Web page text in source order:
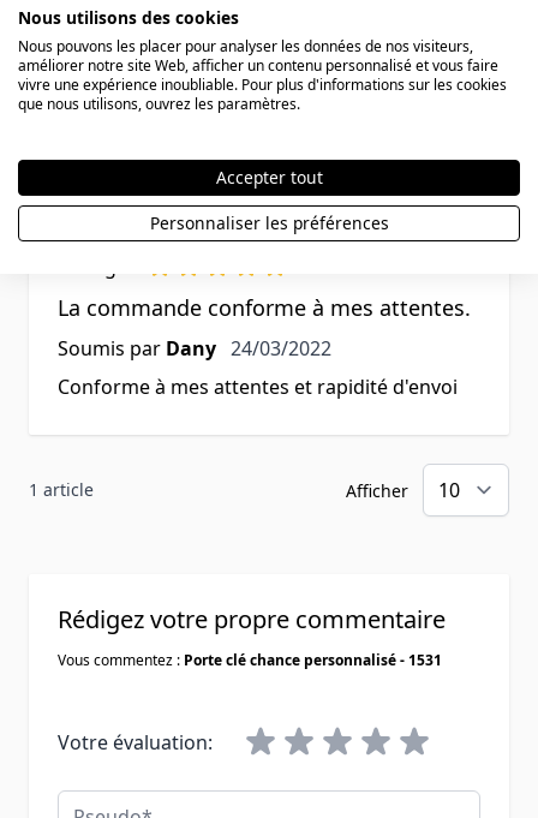
Avis des clients
La commande conforme à mes attentes.
Soumis par Dany 24 mars 2022
24/03/2022
Conforme à mes attentes et rapidité d'envoi
1 article Afficher
Rédigez votre propre commentaire
Vous commentez : Porte clé chance personnalisé - 1531
Votre évaluation:
Pseudo
Nous utilisons des cookies
Nous pouvons les placer pour analyser les données de nos visiteurs,
améliorer notre site Web, afficher un contenu personnalisé et vous faire
vivre une expérience inoubliable. Pour plus d'informations sur les cookies
que nous utilisons, ouvrez les paramètres.
Accepter tout
Personnaliser les préférences